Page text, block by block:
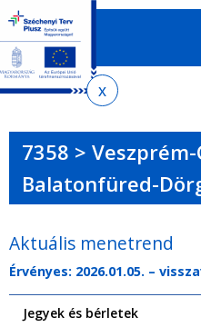
menetrendkeresőhöz
almenühöz
tartalomra
oldaltérképre
7358 >
Balatonfüred-
Aktuális menetrend
Érvényes: 2026.01.05. –
Jegyek és bérletek